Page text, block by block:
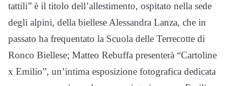
tattili” è il titolo dell’allestimento, ospitato nella sede
degli alpini, della biellese Alessandra Lanza, che in
passato ha frequentato la Scuola delle Terrecotte di
Ronco Biellese; Matteo Rebuffa presenterà “Cartoline
x Emilio”, un’intima esposizione fotografica dedicata